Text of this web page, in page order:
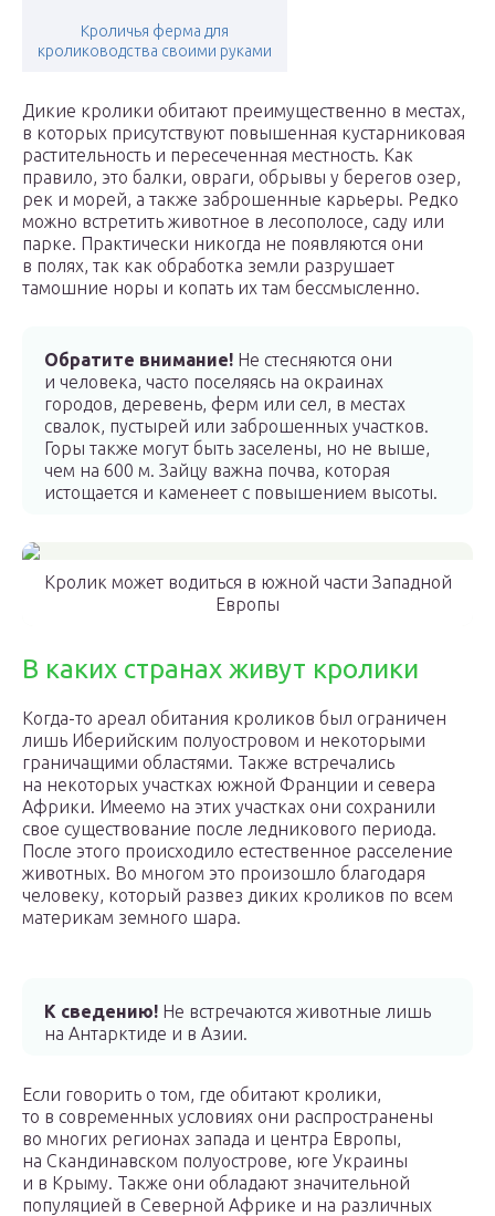
Кроличья ферма для
кролиководства своими руками
Дикие кролики обитают преимущественно в местах,
в которых присутствуют повышенная кустарниковая
растительность и пересеченная местность. Как
правило, это балки, овраги, обрывы у берегов озер,
рек и морей, а также заброшенные карьеры. Редко
можно встретить животное в лесополосе, саду или
парке. Практически никогда не появляются они
в полях, так как обработка земли разрушает
тамошние норы и копать их там бессмысленно.
Обратите внимание! Не стесняются они
и человека, часто поселяясь на окраинах
городов, деревень, ферм или сел, в местах
свалок, пустырей или заброшенных участков.
Горы также могут быть заселены, но не выше,
чем на 600 м. Зайцу важна почва, которая
истощается и каменеет с повышением высоты.
Кролик может водиться в южной части Западной
Европы
В каких странах живут кролики
Когда-то ареал обитания кроликов был ограничен
лишь Иберийским полуостровом и некоторыми
граничащими областями. Также встречались
на некоторых участках южной Франции и севера
Африки. Имеемо на этих участках они сохранили
свое существование после ледникового периода.
После этого происходило естественное расселение
животных. Во многом это произошло благодаря
человеку, который развез диких кроликов по всем
материкам земного шара.
К сведению! Не встречаются животные лишь
на Антарктиде и в Азии.
Если говорить о том, где обитают кролики,
то в современных условиях они распространены
во многих регионах запада и центра Европы,
на Скандинавском полуострове, юге Украины
и в Крыму. Также они обладают значительной
популяцией в Северной Африке и на различных